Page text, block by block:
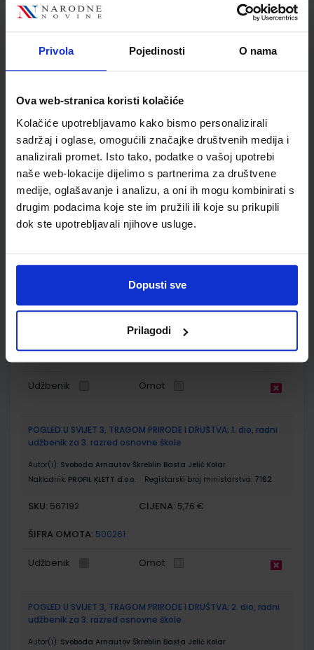
Privola Pojedinosti O nama
Ova web-stranica koristi kolačiće
Kolačiće upotrebljavamo kako bismo personalizirali
sadržaj i oglase, omogućili značajke društvenih medija i
analizirali promet. Isto tako, podatke o vašoj upotrebi
naše web-lokacije dijelimo s partnerima za društvene
medije, oglašavanje i analizu, a oni ih mogu kombinirati s
drugim podacima koje ste im pružili ili koje su prikupili
dok ste upotrebljavali njihove usluge.
Dopusti sve
Prilagodi
Udžbenik
Autor(i):Sokol Mandić Purgar Lohajner
SKU:567186 CIJENA:11,88 €
ŠIFRA OMOTA: 500261
Udžbenik Omot
osnovne škole, IZDANJE 2020.
UDŽBENIK.HR d.o.o. Registarski broj ministarstva:
CIJENA: 14,16 €
Udžbenik Omot
POGLED U SVIJET 3, TRAGOM PRIRODE I DRUŠTVA; 1. dio, radni
udžbenik za 3. razred osnovne škole
Autor(i): Svoboda Arnautov Škreblin Basta Jelić Kolar
Nakladnik: PROFIL KLETT d.o.o. Registarski broj ministarstva: 7162
SKU: 567192 CIJENA: 5,76 €
ŠIFRA OMOTA: 500261
Udžbenik Omot
POGLED U SVIJET 3, TRAGOM PRIRODE I DRUŠTVA; 2. dio, radni
udžbenik za 3. razred osnovne škole
Autor(i): Svoboda Arnautov Škreblin Basta Jelić Kolar